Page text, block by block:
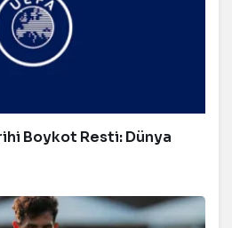
Boykot Resti: Dünya